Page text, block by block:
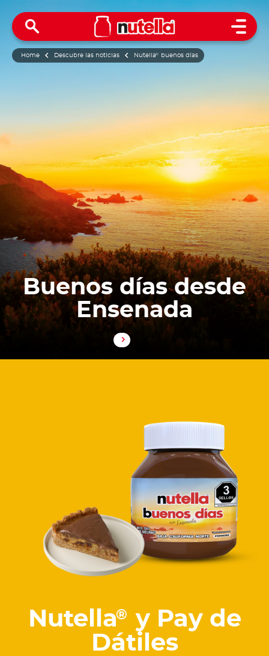
Open
Home Descubre las noticias Nutella® buenos días
Buenos días desde
Ensenada
Nutella® y Pay de
Dátiles